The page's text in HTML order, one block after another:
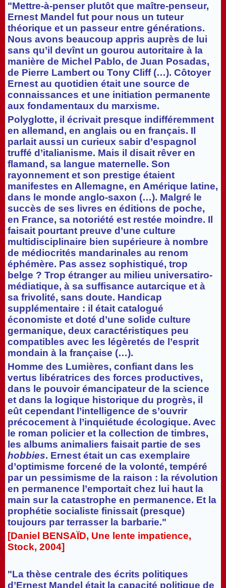
"Mettre-à-penser plutôt que maître-penseur,
Ernest Mandel fut pour nous un tuteur
théorique et un passeur entre générations.
Nous avons beaucoup appris auprès de lui
sans qu’il devînt un gourou autoritaire à la
manière de Michel Pablo, de Juan Posadas,
de Pierre Lambert ou Tony Cliff (…). Côtoyer
Ernest au quotidien était une source de
connaissances et une initiation permanente
aux fondamentaux du marxisme.
Polyglotte, il écrivait presque indifféremment
en allemand, en anglais ou en français. Il
parlait aussi un curieux sabir d’espagnol
truffé d’italianisme. Mais il disait rêver en
flamand, sa langue maternelle. Son
rayonnement et son prestige étaient
manifestes en Allemagne, en Amérique latine,
dans le monde anglo-saxon (…). Malgré le
succès de ses livres en éditions de poche,
en France, sa notoriété est restée moindre. Il
faisait pourtant preuve d’une culture
multidisciplinaire bien supérieure à nombre
de médiocrités mandarinales au renom
éphémère. Pas assez sophistiqué, trop
belge ? Trop étranger au milieu universatiro-
médiatique, à sa suffisance autarcique et à
sa frivolité, sans doute. Handicap
supplémentaire : il était catalogué
économiste et doté d’une solide culture
germanique, deux caractéristiques peu
compatibles avec les légèretés de l’esprit
mondain à la française (…).
Homme des Lumières, confiant dans les
vertus libératrices des forces productives,
dans le pouvoir émancipateur de la science
et dans la logique historique du progrès, il
eût cependant l’intelligence de s’ouvrir
précocement à l’inquiétude écologique. Avec
le roman policier et la collection de timbres,
les albums animaliers faisait partie de ses
hobbies. Ernest était un cas exemplaire
d’optimisme forcené de la volonté, tempéré
par un pessimisme de la raison : la révolution
en permanence l’emportait chez lui haut la
main sur la catastrophe en permanence. Et la
prophétie socialiste finissait (presque)
toujours par terrasser la barbarie."
[Daniel BENSAÏD, Une lente impatience,
Stock, 2004]
"La thèse centrale des écrits politiques
d’Ernest Mandel était la capacité politique de